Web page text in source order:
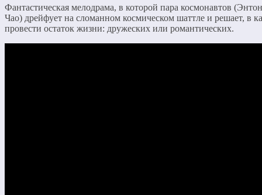
Фантастическая мелодрама, в которой пара космонавтов
Чао) дрейфует на сломанном космическом шаттле и решает, в
провести остаток жизни: дружеских или романтических.